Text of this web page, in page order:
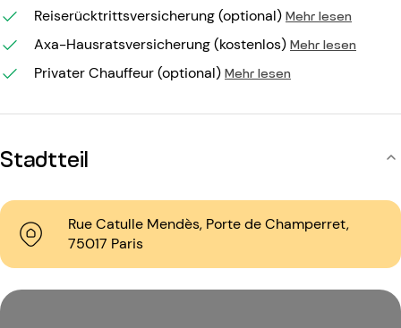
Reiserücktrittsversicherung (optional) Mehr lesen
Axa-Hausratsversicherung (kostenlos) Mehr lesen
Privater Chauffeur (optional) Mehr lesen
Stadtteil
Rue Catulle Mendès, Porte de Champerret,
75017 Paris